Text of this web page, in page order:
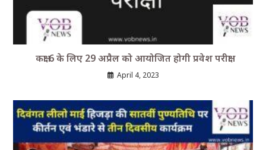
कक्षा 6 के लिए 29 अप्रैल को आयोजित होगी प्रवेश परीक्षा
April 4, 2023